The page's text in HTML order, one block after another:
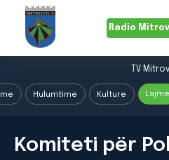
Radio
TV
Hulumtime Kulture Lajme
Komiteti për